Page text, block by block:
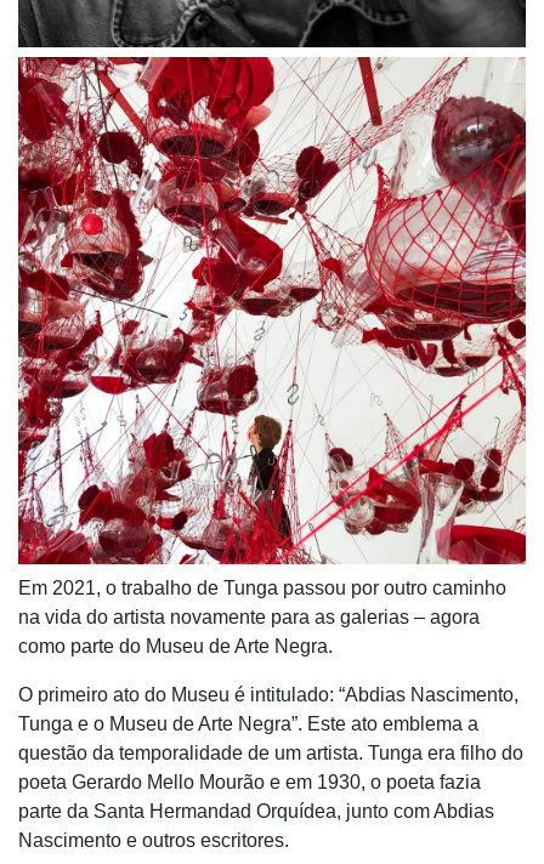
Em 2021, o trabalho de Tunga passou por outro caminho
na vida do artista novamente para as galerias – agora
como parte do Museu de Arte Negra.
O primeiro ato do Museu é intitulado: “Abdias Nascimento,
Tunga e o Museu de Arte Negra”. Este ato emblema a
questão da temporalidade de um artista. Tunga era filho do
poeta Gerardo Mello Mourão e em 1930, o poeta fazia
parte da Santa Hermandad Orquídea, junto com Abdias
Nascimento e outros escritores.